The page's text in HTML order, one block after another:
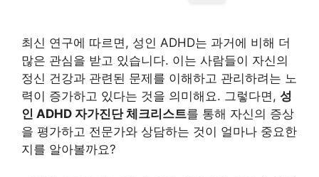
최신 연구에 따르면, 성인 ADHD는 과거에 비해 더
많은 관심을 받고 있습니다. 이는 사람들이 자신의
정신 건강과 관련된 문제를 이해하고 관리하려는 노
력이 증가하고 있다는 것을 의미해요. 그렇다면, 성
인 ADHD 자가진단 체크리스트를 통해 자신의 증상
을 평가하고 전문가와 상담하는 것이 얼마나 중요한
지를 알아볼까요?